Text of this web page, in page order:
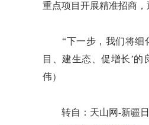
重点项目开展精准招商
“下一步，我们将细化
目、建生态、促增长’
伟）
转自：天山网-新疆